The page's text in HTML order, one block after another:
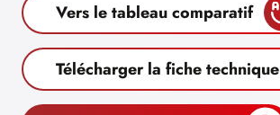
Vers le tableau comparatif
Télécharger la fiche technique